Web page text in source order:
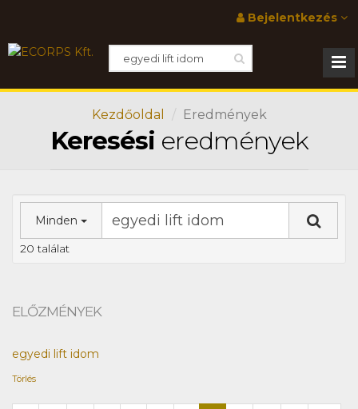
Bejelentkezés
Kezdőoldal Eredmények
Keresési eredmények
Minden
20 találat
ELŐZMÉNYEK
egyedi lift idom
Törlés